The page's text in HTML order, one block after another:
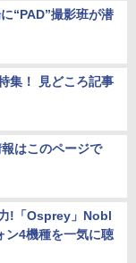
“PAD”撮影班が潜
集！ 見どころ記事
はこのページで
!「Osprey」Nobl
4機種を一気に聴